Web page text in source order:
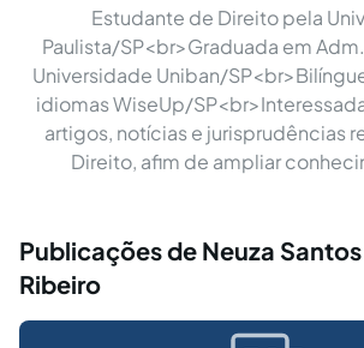
Estudante de Direito pela
Paulista/SP<br>Graduada em
Universidade Uniban/
idiomas WiseUp/
artigos, notícias e jurisprudências
Direito, afim de ampliar
Publicações de Neuza
Ribeiro